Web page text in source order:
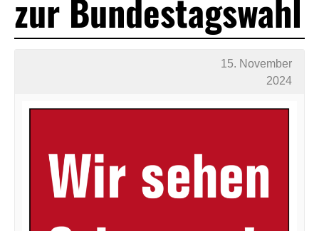
zur Bundestagswahl
15. November
2024